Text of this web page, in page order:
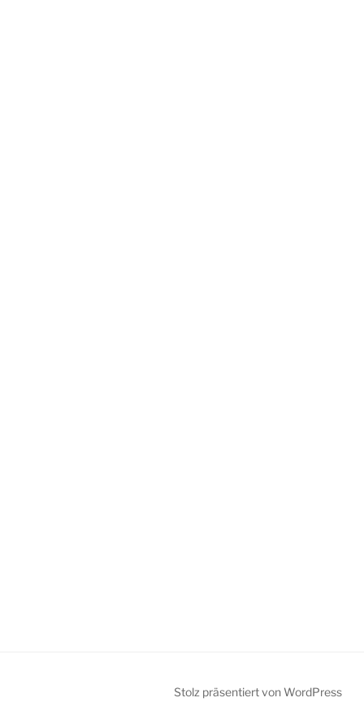
Stolz präsentiert von WordPress